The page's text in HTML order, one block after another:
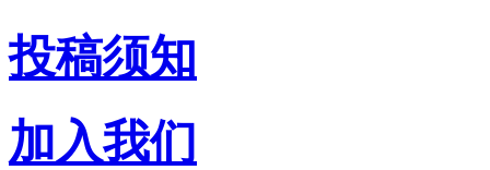
投稿须知
加入我们